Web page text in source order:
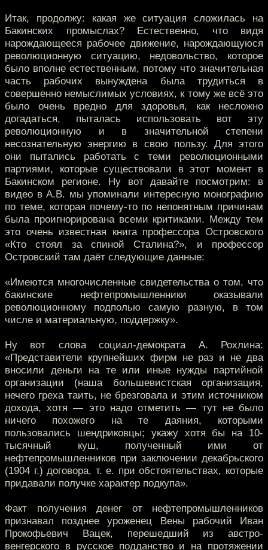
Итак, продолжу: какая же ситуация сложилась на
Бакинских промыслах? Естественно, что видя
нарождающееся рабочее движение, нарождающуюся
революционную ситуацию, недовольство, которое
было вполне естественным, потому что значительная
часть рабочих вынуждена была трудиться в
совершенно немыслимых условиях, к тому же всё это
было очень вредно для здоровья, как несложно
догадаться, пыталась использовать вот эту
революционную и в значительной степени
несознательную энергию в свою пользу. Для этого
они пытались работать с теми революционными
партиями, которые существовали в этот момент в
Бакинском регионе. Ну вот давайте посмотрим: в
видео в А.В. мы упоминали интересную монографию
по теме, которая почему-то по непонятным причинам
была проигнорирована всеми критиками. Между тем
это очень известная книга профессора Островского
«Кто стоял за спиной Сталина?», и профессор
Островский там даёт следующие данные:
«Имеются многочисленные свидетельства о том, что
бакинские нефтепромышленники оказывали
революционному подполью самую разную, в том
числе и материальную, поддержку».
Ну вот слова социал-демократа А. Рохлина:
«Представители крупнейших фирм не раз и не два
вносили деньги на те или иные нужды партийной
организации (наша большевистская организация,
нечего греха таить, не брезговала и этим источником
дохода, хотя — это надо отметить — тут не было
ничего похожего на те даяния, которыми
пользовались шендриковцы; укажу хотя бы на 10-
тысячный куш, полученный ими от
нефтепромышленников при заключении декабрьского
(1904 г.) договора, т. е. при обстоятельствах, которые
придавали получке характер подкупа».
Факт получения денег от нефтепромышленников
признавал позднее уроженец Вены рабочий Иван
Прокофьевич Вацек, перешедший из австро-
венгерского в русское подданство и на протяжении